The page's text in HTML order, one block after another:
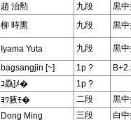
趙 治勲 九段
黒
柳 時熏 九段 黒
Iyama Yuta 九段
黒
bagsangjin [~] 1p ?
ｺ驫]ﾒ�
1p ?
ﾖﾜ腋ﾓ� 二段
黒
Dong Ming 三段
白